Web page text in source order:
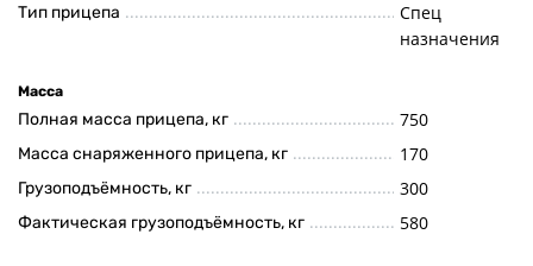
Тип прицепа
Спец
назначения
Масса
Полная масса прицепа, кг 750
Масса снаряженного прицепа, кг 170
Грузоподъёмность, кг 300
Фактическая грузоподъёмность, кг 580